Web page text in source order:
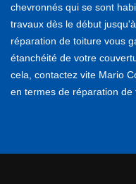
chevronnés qui se sont
travaux dès le début
réparation de toiture vous
étanchéité de votre
cela, contactez vite Mario
en termes de réparation de